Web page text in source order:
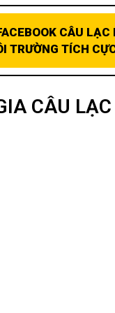
CÂU LẠC
TRƯỜNG TÍCH
CÂU